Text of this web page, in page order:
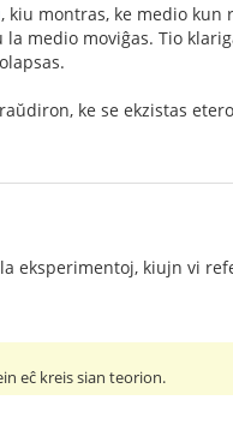
, kiu montras, ke medio kun
medio moviĝas. Tio
ke se ekzistas
eksperimentoj, kiujn vi
eĉ kreis sian teorion.